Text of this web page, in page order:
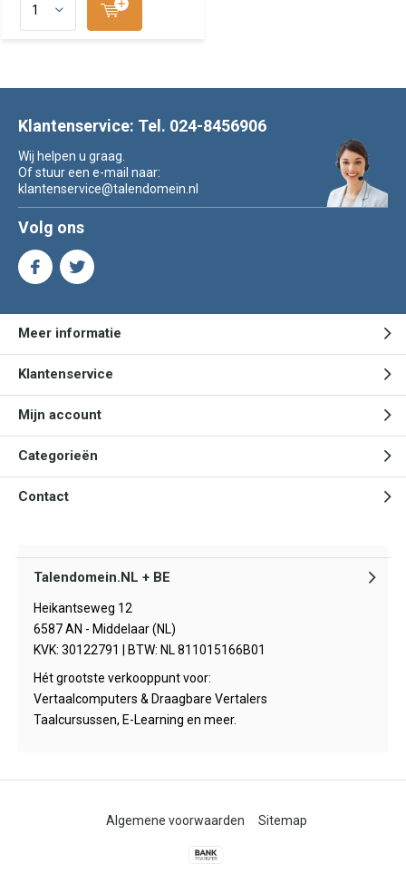
Klantenservice: Tel. 024-8456906
Wij helpen u graag.
Of stuur een e-mail naar:
klantenservice@talendomein.nl
Volg ons
Meer informatie
Klantenservice
Mijn account
Categorieën
Contact
Talendomein.NL + BE
Heikantseweg 12
6587 AN - Middelaar (NL)
KVK: 30122791 | BTW: NL 811015166B01
Hét grootste verkooppunt voor:
Vertaalcomputers & Draagbare Vertalers
Taalcursussen, E-Learning en meer.
Algemene voorwaarden Sitemap